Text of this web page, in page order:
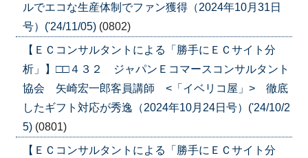
ルでエコな生産体制でファン獲得（2024年10月31日
号）('24/11/05) (0802)
【ＥＣコンサルタントによる「勝手にＥＣサイト分
析」】□□４３２ ジャパンＥコマースコンサルタント
協会 矢崎宏一郎客員講師 <「イベリコ屋」> 徹底
したギフト対応が秀逸（2024年10月24日号）('24/10/2
5) (0801)
【ＥＣコンサルタントによる「勝手にＥＣサイト分